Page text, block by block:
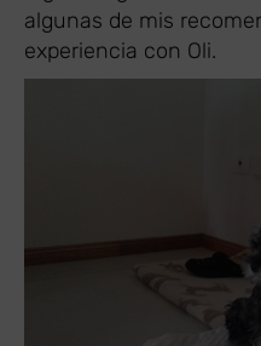
algunas de mis
experiencia con Oli.